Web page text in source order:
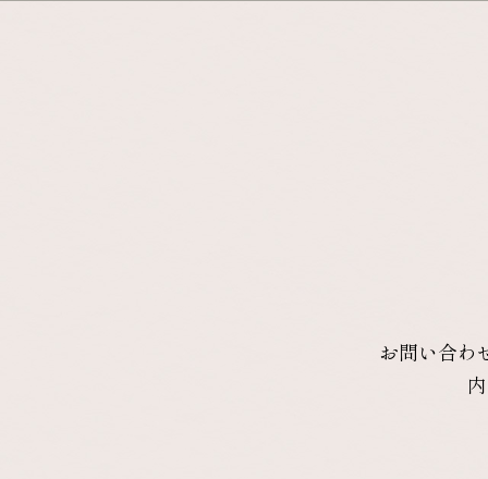
お問い合わ